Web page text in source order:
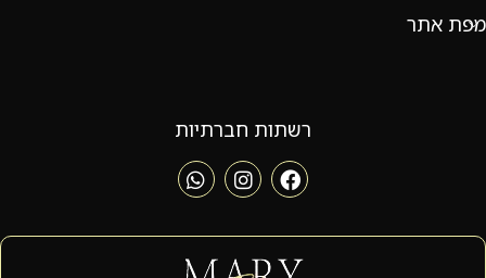
מפת אתר
רשתות חברתיות